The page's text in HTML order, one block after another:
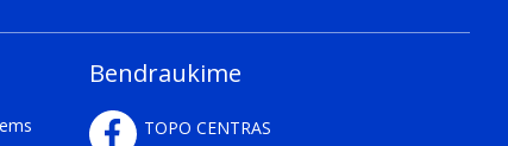
Bendraukime
TOPO CENTRAS